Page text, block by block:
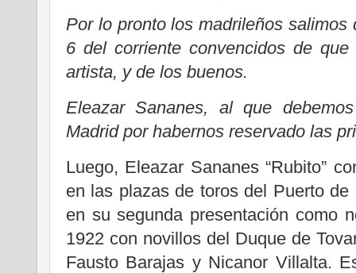
Por lo pronto los madrileños
6 del corriente convencidos de
artista, y de los buenos.
Eleazar Sananes, al que
Madrid por habernos reservado las
Luego, Eleazar Sananes “Rubito”
en las plazas de toros del Puerto
en su segunda presentación como
1922 con novillos del Duque de
Fausto Barajas y Nicanor Villalta.